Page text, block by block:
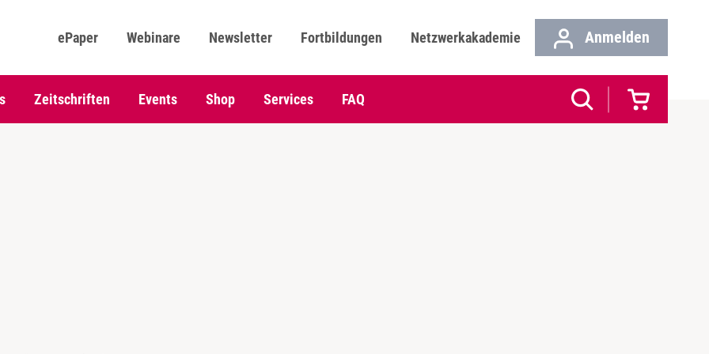
ePaper Webinare Newsletter Fortbildungen Netzwerkakademie Anmelden
Zeitschriften Events Shop Services FAQ